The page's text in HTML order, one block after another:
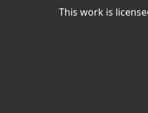
This work is